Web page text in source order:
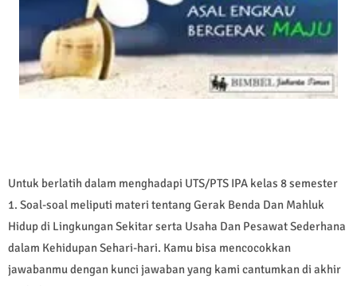
Untuk berlatih dalam menghadapi UTS/PTS IPA kelas 8 semester
1. Soal-soal meliputi materi tentang Gerak Benda Dan Mahluk
Hidup di Lingkungan Sekitar serta Usaha Dan Pesawat Sederhana
dalam Kehidupan Sehari-hari. Kamu bisa mencocokkan
jawabanmu dengan kunci jawaban yang kami cantumkan di akhir